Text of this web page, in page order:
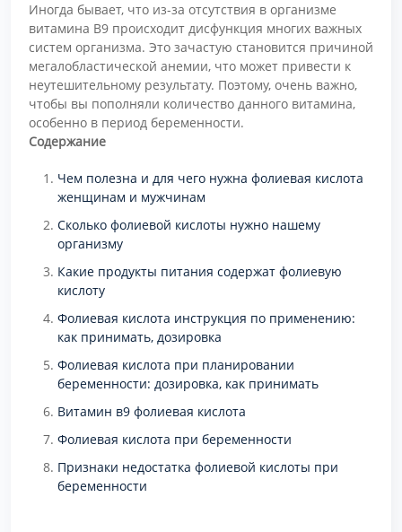
Иногда бывает, что из-за отсутствия в организме
витамина В9 происходит дисфункция многих важных
систем организма. Это зачастую становится причиной
мегалобластической анемии, что может привести к
неутешительному результату. Поэтому, очень важно,
чтобы вы пополняли количество данного витамина,
особенно в период беременности.
Содержание
Чем полезна и для чего нужна фолиевая кислота
женщинам и мужчинам
Сколько фолиевой кислоты нужно нашему
организму
Какие продукты питания содержат фолиевую
кислоту
Фолиевая кислота инструкция по применению:
как принимать, дозировка
Фолиевая кислота при планировании
беременности: дозировка, как принимать
Витамин в9 фолиевая кислота
Фолиевая кислота при беременности
Признаки недостатка фолиевой кислоты при
беременности